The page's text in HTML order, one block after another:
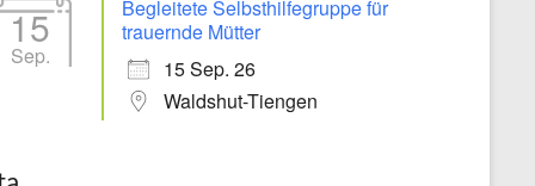
15
Sep.
Begleitete Selbsthilfegruppe für
trauernde Mütter
15 Sep. 26
Waldshut-Tiengen